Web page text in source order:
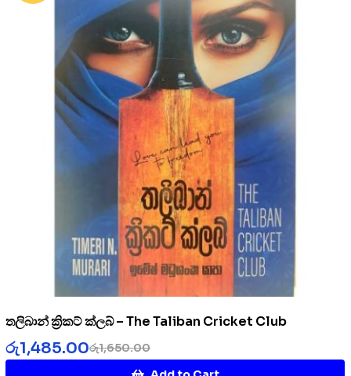
තලිබාන් ක්‍රිකට් ක්ලබ් – The Taliban Cricket Club
රු1,650.00
රු1,485.00